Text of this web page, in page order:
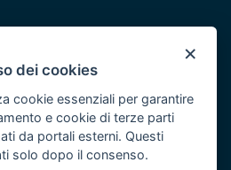
Puglia
del POR Puglia 2014/2020 -
×
dei cookies
cookie essenziali per garantire
e cookie di terze parti
da portali esterni. Questi
solo dopo il consenso.